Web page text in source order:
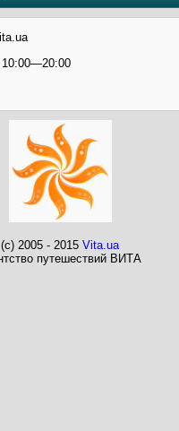
(c) 2005 - 2015 Vita.ua
путешествий ВИТА